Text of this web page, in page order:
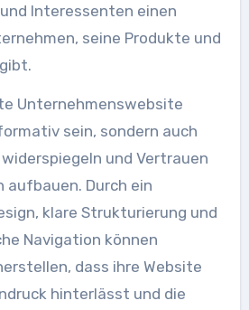
Interessenten einen
seine Produkte und
Unternehmenswebsite
sein, sondern auch
und Vertrauen
aufbauen. Durch ein
klare Strukturierung und
Navigation können
dass ihre Website
hinterlässt und die